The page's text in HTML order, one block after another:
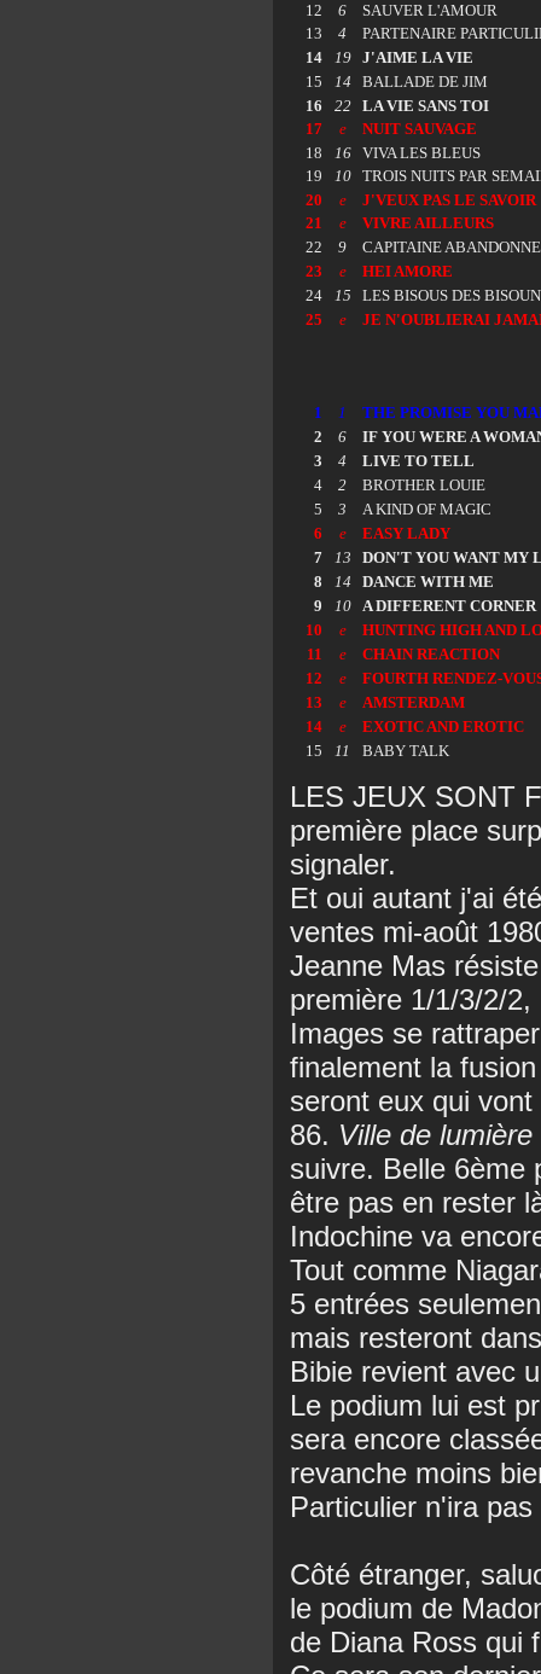
12
6
SAUVER L'AMOUR
13
4
PARTENAIRE
14
19
J'AIME LA VIE
15
14
BALLADE DE JIM
16
22
LA VIE SANS TOI
17
e
NUIT SAUVAGE
18
16
VIVA LES BLEUS
19
10
TROIS NUITS PAR
20
e
J'VEUX PAS LE SAVOIR
21
e
VIVRE AILLEURS
22
9
CAPITAINE ABANDONNE
23
e
HEI AMORE
24
15
LES BISOUS DES
25
e JE N'OUBLIERAI
1 1
THE PROMISE YOU
2
6
IF YOU WERE A
3
4
LIVE TO TELL
4
2
BROTHER LOUIE
5
3
A KIND OF MAGIC
6
e
EASY LADY
7
13
DON'T YOU WANT MY
8
14
DANCE WITH ME
9
10
A DIFFERENT CORNER
10
e
HUNTING HIGH AND
11
e
CHAIN REACTION
12
e
FOURTH RENDEZ-
13
e
AMSTERDAM
14
e
EXOTIC AND EROTIC
15
11 BABY TALK
LES JEUX SONT
première place
signaler.
Et oui autant j'ai
ventes mi-août
Jeanne Mas
première 1/1/3/2/
Images se
finalement la
seront eux qui
86. Ville de lumière
suivre. Belle 6ème
être pas en rester
Indochine va
Tout comme
5 entrées
mais resteront
Bibie revient avec
Le podium lui est
sera encore
revanche moins
Particulier n'ira
Côté étranger,
le podium de
de Diana Ross qui